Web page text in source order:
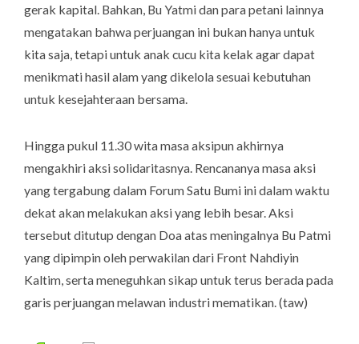
gerak kapital. Bahkan, Bu Yatmi dan para petani lainnya
mengatakan bahwa perjuangan ini bukan hanya untuk
kita saja, tetapi untuk anak cucu kita kelak agar dapat
menikmati hasil alam yang dikelola sesuai kebutuhan
untuk kesejahteraan bersama.
Hingga pukul 11.30 wita masa aksipun akhirnya
mengakhiri aksi solidaritasnya. Rencananya masa aksi
yang tergabung dalam Forum Satu Bumi ini dalam waktu
dekat akan melakukan aksi yang lebih besar. Aksi
tersebut ditutup dengan Doa atas meningalnya Bu Patmi
yang dipimpin oleh perwakilan dari Front Nahdiyin
Kaltim, serta meneguhkan sikap untuk terus berada pada
garis perjuangan melawan industri mematikan.(taw)